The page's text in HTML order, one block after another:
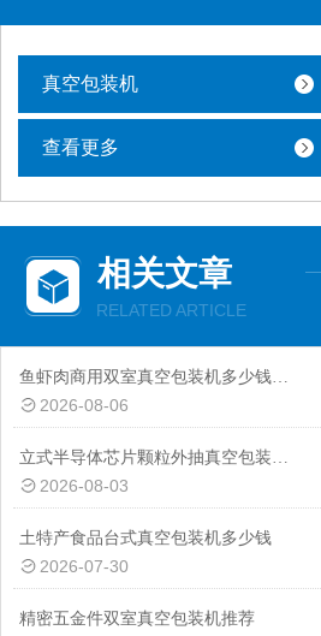
真空包装机
查看更多
相关文章
RELATED ARTICLE
鱼虾肉商用双室真空包装机多少钱一台
2026-08-06
立式半导体芯片颗粒外抽真空包装机厂家
2026-08-03
土特产食品台式真空包装机多少钱
2026-07-30
精密五金件双室真空包装机推荐